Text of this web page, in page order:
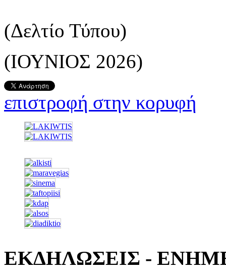
(Δελτίο Τύπου)
(ΙΟΥΝΙΟΣ 2026)
επιστροφή στην κορυφή
ΕΚΔΗΛΩΣΕΙΣ -